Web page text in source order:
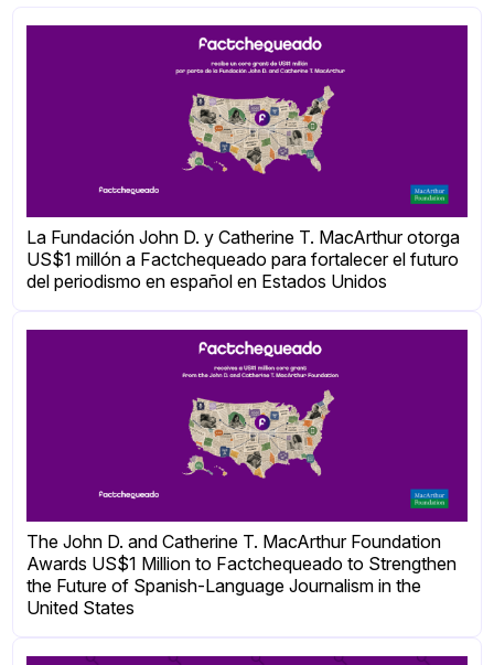
La Fundación John D. y Catherine T. MacArthur otorga
US$1 millón a Factchequeado para fortalecer el futuro
del periodismo en español en Estados Unidos
The John D. and Catherine T. MacArthur Foundation
Awards US$1 Million to Factchequeado to Strengthen
the Future of Spanish-Language Journalism in the
United States